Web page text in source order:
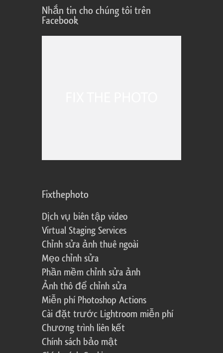
Nhắn tin cho chúng tôi trên
Facebook
Fixthephoto
Dịch vụ biên tập video
Virtual Staging Services
Chỉnh sửa ảnh thuê ngoài
Mẹo chỉnh sửa
Phần mềm chỉnh sửa ảnh
Ảnh thô để chỉnh sửa
Miễn phí Photoshop Actions
Cài đặt trước Lightroom miễn phí
Chương trình liên kết
Chính sách bảo mật